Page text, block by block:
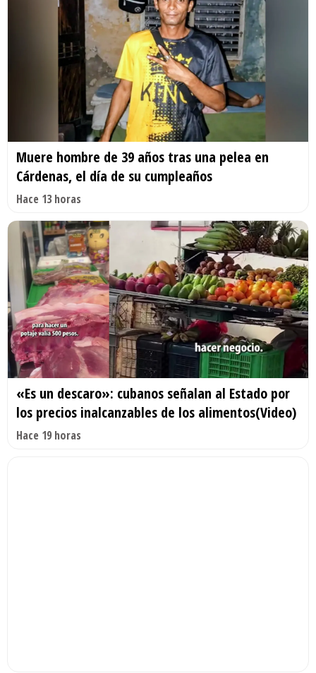
Muere hombre de 39 años tras una pelea en
Cárdenas, el día de su cumpleaños
Hace 13 horas
«Es un descaro»: cubanos señalan al Estado por
los precios inalcanzables de los alimentos(Video)
Hace 19 horas